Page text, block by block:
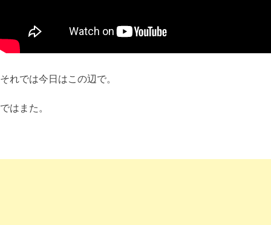
それでは今日はこの辺で。
ではまた。